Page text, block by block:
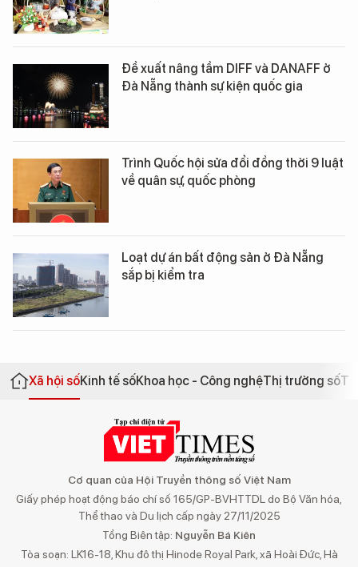
Đề xuất nâng tầm DIFF và DANAFF ở
Đà Nẵng thành sự kiện quốc gia
Trình Quốc hội sửa đổi đồng thời 9 luật
về quân sự, quốc phòng
Loạt dự án bất động sản ở Đà Nẵng
sắp bị kiểm tra
Xã hội sốKinh tế sốKhoa học - Công nghệThị trường số
Cơ quan của Hội Truyền thông số Việt Nam
Giấy phép hoạt động báo chí số 165/GP-BVHTTDL do Bộ Văn hóa,
Thể thao và Du lịch cấp ngày 27/11/2025
Tổng Biên tập: Nguyễn Bá Kiên
Tòa soạn: LK16-18, Khu đô thị Hinode Royal Park, xã Hoài Đức, Hà